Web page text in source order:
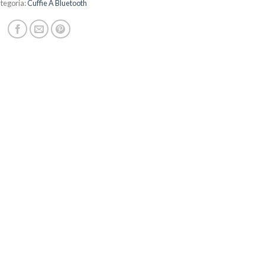
Cuffie A Bluetooth